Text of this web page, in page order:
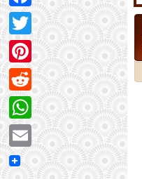
Facebook
Twitter
Pinterest
Reddit
WhatsApp
Email